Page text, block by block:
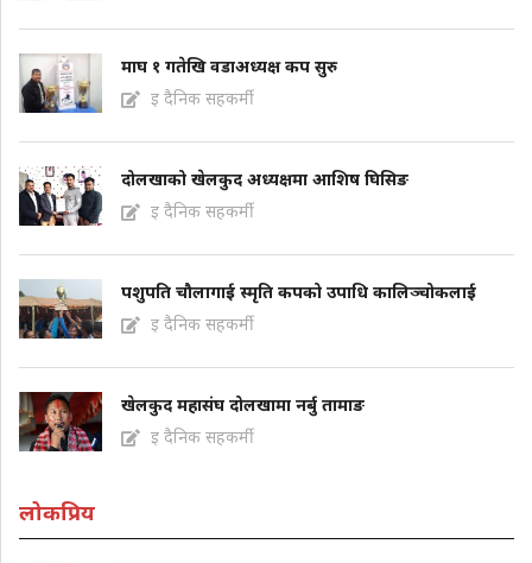
माघ १ गतेखि वडाअध्यक्ष कप सुरु
इ दैनिक सहकर्मी
दोलखाको खेलकुद अध्यक्षमा आशिष घिसिङ
इ दैनिक सहकर्मी
पशुपति चौलागाई स्मृति कपको उपाधि कालिञ्चोकलाई
इ दैनिक सहकर्मी
खेलकुद महासंघ दोलखामा नर्बु तामाङ
इ दैनिक सहकर्मी
लोकप्रिय